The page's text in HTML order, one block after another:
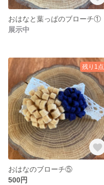
おはなと葉っぱのブローチ①
展示中
残り1点
おはなのブローチ⑤
500円